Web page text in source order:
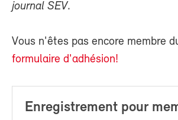
journal SEV.
Vous n'êtes pas encore membre
formulaire d'adhésion!
Enregistrement pour